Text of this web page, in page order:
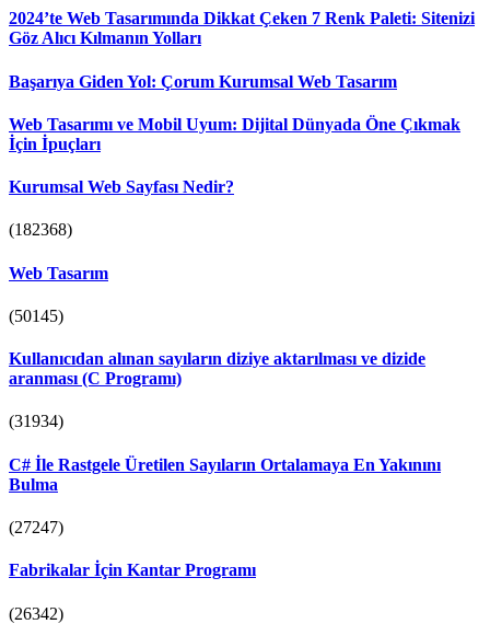
2024’te Web Tasarımında Dikkat Çeken 7 Renk Paleti: Sitenizi
Göz Alıcı Kılmanın Yolları
Başarıya Giden Yol: Çorum Kurumsal Web Tasarım
Web Tasarımı ve Mobil Uyum: Dijital Dünyada Öne Çıkmak
İçin İpuçları
Kurumsal Web Sayfası Nedir?
(182368)
Web Tasarım
(50145)
Kullanıcıdan alınan sayıların diziye aktarılması ve dizide
aranması (C Programı)
(31934)
C# İle Rastgele Üretilen Sayıların Ortalamaya En Yakınını
Bulma
(27247)
Fabrikalar İçin Kantar Programı
(26342)